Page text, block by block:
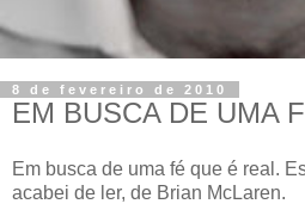
8 de fevereiro de 2010
EM BUSCA DE UMA
Em busca de uma fé que é real.
acabei de ler, de Brian McLaren.